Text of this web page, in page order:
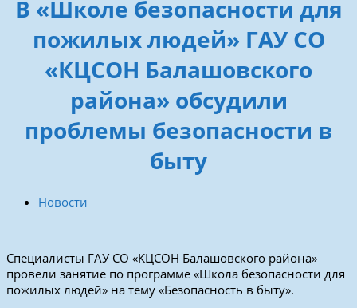
В «Школе безопасности для
пожилых людей» ГАУ СО
«КЦСОН Балашовского
района» обсудили
проблемы безопасности в
быту
Новости
Специалисты ГАУ СО «КЦСОН Балашовского района»
провели занятие по программе «Школа безопасности для
пожилых людей» на тему «Безопасность в быту».